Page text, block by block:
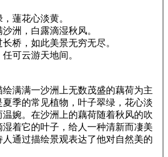
蓮花心淡黄。
洲，白露滴湿秋风。
桥，如此美景无穷无尽。
可云游天地间。
绘满满一沙洲上无数茂盛的藕荷为主
夏季的常见植物，叶子翠绿，花心淡
温婉。在沙洲上的藕荷随着秋风的吹
湿着它的叶子，给人一种清新而凄美
人通过描绘景观表达了他对自然美的